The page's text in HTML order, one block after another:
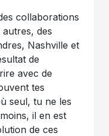
collaborations
des
Nashville et
de
avec de
tes
seul, tu ne les
il en est
de ces